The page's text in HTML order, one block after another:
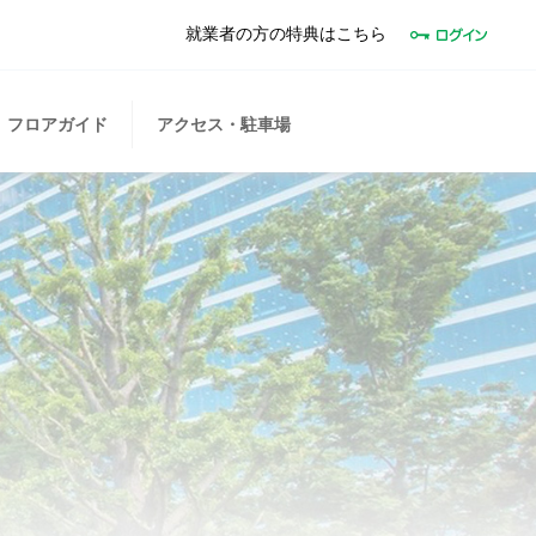
就業者の方の特典はこちら
フロアガイド アクセス・駐車場